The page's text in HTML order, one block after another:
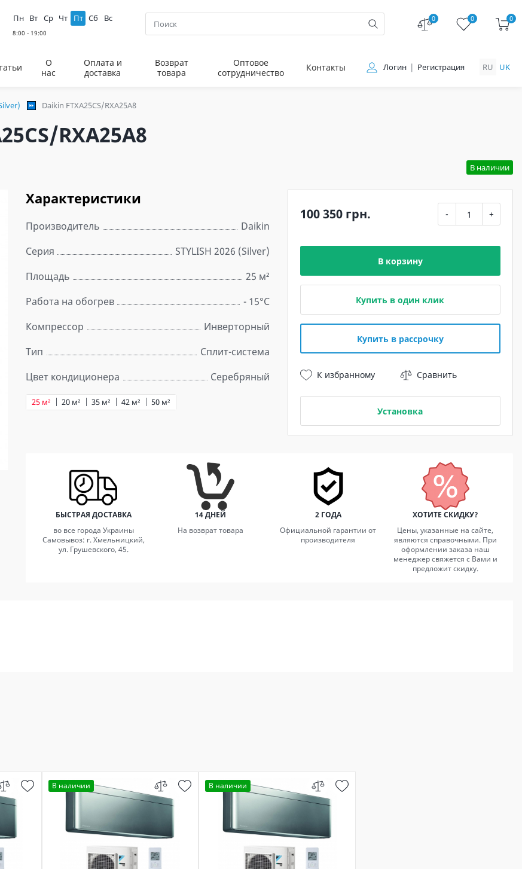
Пн Вт Ср Чт Пт Сб Вс 0 0 0
О
нас
Оплата и
доставка
Возврат
товара
Оптовое
сотрудничество
Контакты Логин Регистрация RU UK
Daikin FTXA25CS/RXA25A8
RXA25A8
В наличии
Характеристики
Производитель
Daikin
Серия
STYLISH 2026 (Silver)
Площадь
25 м²
Работа на обогрев
- 15°С
Компрессор
Инверторный
Тип
Сплит-система
Цвет кондиционера
Серебряный
20 м²
25 м² 35 м² 42 м² 50 м²
100 350 грн. - +
В корзину
Купить в один клик
Купить в рассрочку
К избранному Сравнить
Установка
БЫСТРАЯ ДОСТАВКА
во все города Украины
Самовывоз: г. Хмельницкий,
ул. Грушевского, 45.
14 ДНЕЙ
На возврат товара
2 ГОДА
Официальной гарантии от
производителя
ХОТИТЕ СКИДКУ?
Цены, указанные на сайте,
являются справочными. При
оформлении заказа наш
менеджер свяжется с Вами и
предложит скидку.
В наличии В наличии